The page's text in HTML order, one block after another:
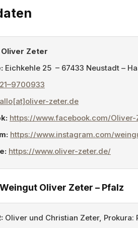
Zeter
Eichkehle 25 – 67433 Neustadt –
zeter.de
https://www.facebook.com/Oliver-
https://www.instagram.com/
https://www.oliver-zeter.de/
Oliver Zeter – Pfalz
Oliver und Christian Zeter, Prokura: